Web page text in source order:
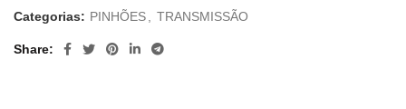
Categorias: PINHÕES TRANSMISSÃO
Share